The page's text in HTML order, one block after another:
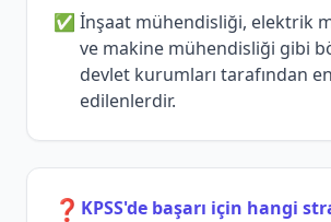
İnşaat mühendisliği, elektrik
ve makine mühendisliği gibi
devlet kurumları tarafından
edilenlerdir.
❓ KPSS'de başarı için hangi